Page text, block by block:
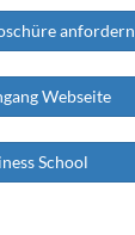
anfordern
Webseite
School